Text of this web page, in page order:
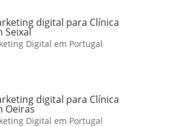
digital para Clínica
Seixal
Digital em Portugal
digital para Clínica
Oeiras
Digital em Portugal